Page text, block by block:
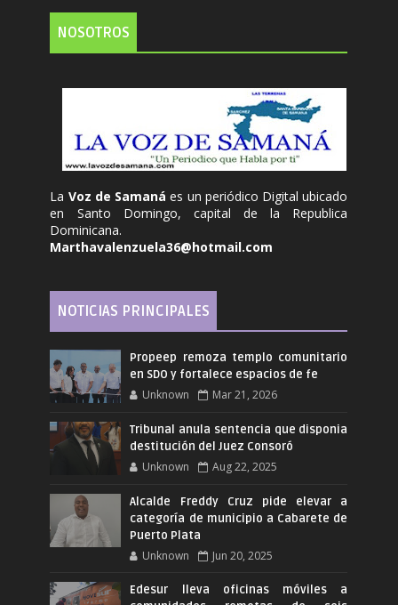
NOSOTROS
La Voz de Samanáes un periódico Digital ubicado
en Santo Domingo, capital de la Republica
Dominicana.
Marthavalenzuela36@hotmail.com
NOTICIAS PRINCIPALES
Propeep remoza templo comunitario
en SDO y fortalece espacios de fe
Unknown Mar 21, 2026
Tribunal anula sentencia que disponia
destitución del Juez Consoró
Unknown Aug 22, 2025
Alcalde Freddy Cruz pide elevar a
categoría de municipio a Cabarete de
Puerto Plata
Unknown Jun 20, 2025
Edesur lleva oficinas móviles a